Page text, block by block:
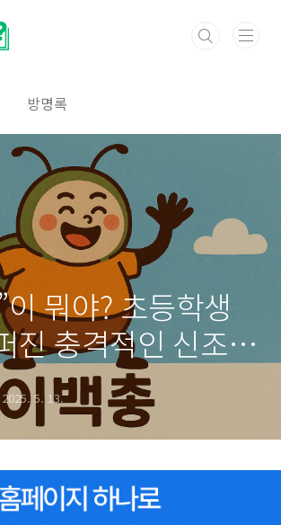
방명록
이 뭐야? 초등학생
진 충격적인 신조어
? (이백충 뜻, 이백
2025. 5. 13.